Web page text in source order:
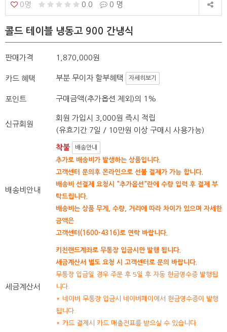
0명 0.0 0 명
콜드 테이블 냉동고 900 간냉식
판매가격 1,870,000원
카드 혜택 부분 무이자 할부혜택 자세히보기
포인트 구매금액(추가옵션 제외)의 1%
신규회원
회원 가입시 3,000원 즉시 적립
(유효기간 7일 / 10만원 이상 구매시 사용가능)
배송비안내
착불 배송안내
추가로 배송비가 발생하는 상품입니다.
고객센터 문의후 온라인으로 선불 결제가 가능 합니다.
배송비 선결제 요청시 "추가옵션"란에 수량 입력 후 결제 부
탁드립니다.
배송비는 상품 무게, 수량, 거리에 따라 차이가 있으며 자세한
금액은
고객센터(1600-4316)로 연락 바랍니다.
세금계산서
키친랜드계좌로 무통장 입금시만 발행 됩니다.
세금계산서 별도 요청 시 고객센터로 문의 바랍니다.
무통장 입금일 경우 주문 후 5일 후 자동 현금영수증 발행됩
니다.
* 네이버 무통장 입금시 네이버페이에서 현금영수증이 발행
됩니다.
* 카드 결제시 카드 매출전표를 받으실 수 있습니다.